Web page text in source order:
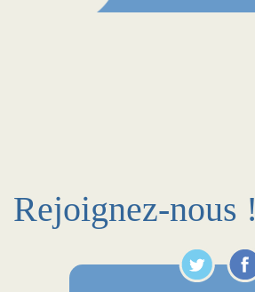
Rejoignez-nous !